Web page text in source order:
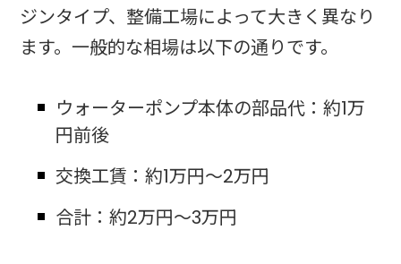
ジンタイプ、整備工場によって大きく異なり
ます。一般的な相場は以下の通りです。
ウォーターポンプ本体の部品代：約1万
円前後
交換工賃：約1万円〜2万円
合計：約2万円〜3万円